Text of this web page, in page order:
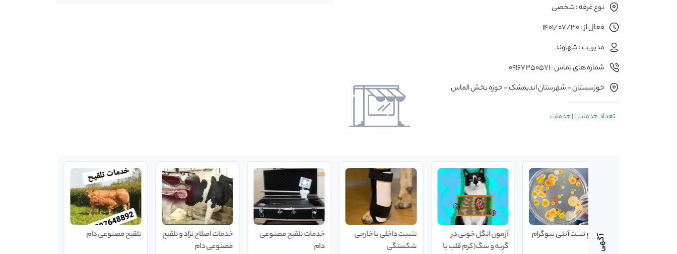
نوع غرفه : شخصی
فعال از : 1401/07/30
مدیریت : شهاوند
شماره های تماس : 09167350571
خوزسستان - شهرستان اندیمشک - حوزه بخش الماس
تعداد خدمات : 1 خدمات
انواع تست آنتی بیوگرام
آزمون انگل خونی در
گربه و سگ(کرم قلب یا
تثبیت داخلی یا خارجی
شکستگی
خدمات تلقیح مصنوعی
دام
خدمات اصلاح نژاد و تلقیح
مصنوعی دام
تلقیح مصنوعی دام